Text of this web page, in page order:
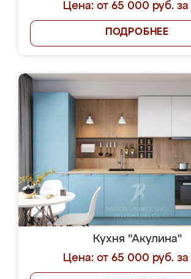
Цена: от 65 000 руб.
ПОДРОБНЕЕ
Кухня "Акулина"
Цена: от 65 000 руб.